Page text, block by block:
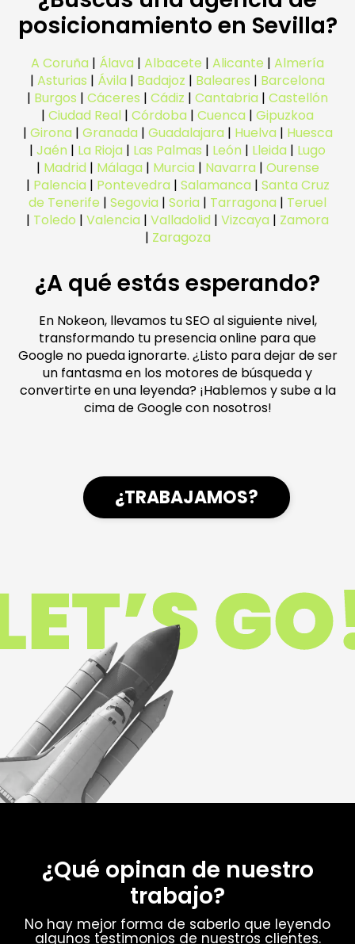
posicionamiento en Sevilla?
A Coruña | Álava | Albacete | Alicante | Almería
| Asturias | Ávila | Badajoz | Baleares | Barcelona
| Burgos | Cáceres | Cádiz | Cantabria | Castellón
| Ciudad Real | Córdoba | Cuenca | Gipuzkoa
| Girona | Granada | Guadalajara | Huelva | Huesca
| Jaén | La Rioja | Las Palmas | León | Lleida | Lugo
| Madrid | Málaga | Murcia | Navarra | Ourense
| Palencia | Pontevedra | Salamanca | Santa Cruz
de Tenerife | Segovia | Soria | Tarragona | Teruel
| Toledo | Valencia | Valladolid | Vizcaya | Zamora
| Zaragoza
¿A qué estás esperando?
En Nokeon, llevamos tu SEO al siguiente nivel,
transformando tu presencia online para que
Google no pueda ignorarte. ¿Listo para dejar de ser
un fantasma en los motores de búsqueda y
convertirte en una leyenda? ¡Hablemos y sube a la
cima de Google con nosotros!
¿TRABAJAMOS?
¿Qué opinan de nuestro
trabajo?
No hay mejor forma de saberlo que leyendo
algunos testimonios de nuestros clientes.